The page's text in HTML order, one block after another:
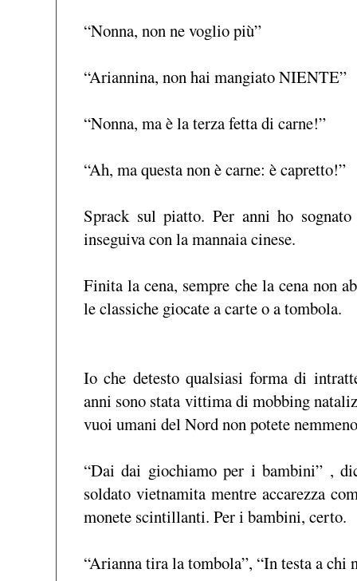
“Nonna, non ne voglio più”
“Ariannina, non hai mangiato NIENTE”
“Nonna, ma è la terza fetta di carne!”
“Ah, ma questa non è carne: è capretto!”
Sprack sul piatto. Per anni ho
inseguiva con la mannaia cinese.
Finita la cena, sempre che la cena non
le classiche giocate a carte o a tombola.
Io che detesto qualsiasi forma di
anni sono stata vittima di mobbing
vuoi umani del Nord non potete
“Dai dai giochiamo per i bambini” ,
soldato vietnamita mentre accarezza
monete scintillanti. Per i bambini, certo.
“Arianna tira la tombola”, “In testa a chi